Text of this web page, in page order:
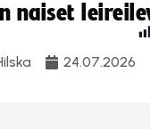
naiset
24.07.2026